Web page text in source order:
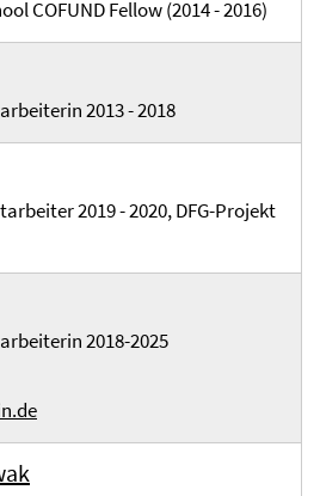
COFUND Fellow (2014 - 2016)
2013 - 2018
2019 - 2020, DFG-Projekt
2018-2025